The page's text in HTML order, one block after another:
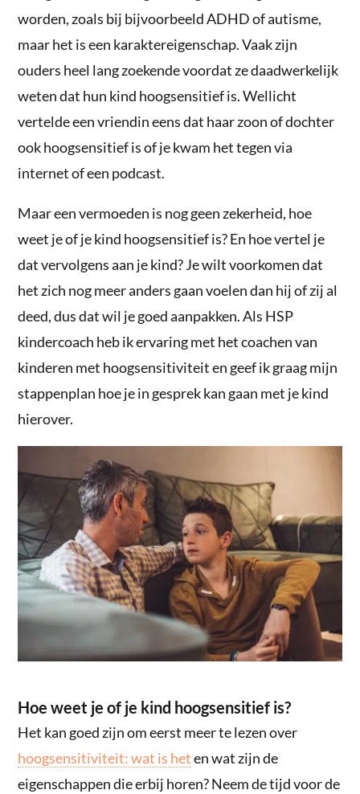
worden, zoals bij bijvoorbeeld ADHD of autisme,
maar het is een karaktereigenschap. Vaak zijn
ouders heel lang zoekende voordat ze daadwerkelijk
weten dat hun kind hoogsensitief is. Wellicht
vertelde een vriendin eens dat haar zoon of dochter
ook hoogsensitief is of je kwam het tegen via
internet of een podcast.
Maar een vermoeden is nog geen zekerheid, hoe
weet je of je kind hoogsensitief is? En hoe vertel je
dat vervolgens aan je kind? Je wilt voorkomen dat
het zich nog meer anders gaan voelen dan hij of zij al
deed, dus dat wil je goed aanpakken. Als HSP
kindercoach heb ik ervaring met het coachen van
kinderen met hoogsensitiviteit en geef ik graag mijn
stappenplan hoe je in gesprek kan gaan met je kind
hierover.
Hoe weet je of je kind hoogsensitief is?
Het kan goed zijn om eerst meer te lezen over
hoogsensitiviteit: wat is heten wat zijn de
eigenschappen die erbij horen? Neem de tijd voor de